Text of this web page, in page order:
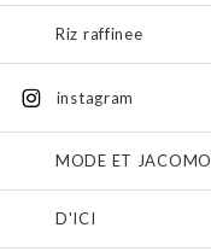
Riz raffinee
instagram
MODE ET JACOMO
D'ICI